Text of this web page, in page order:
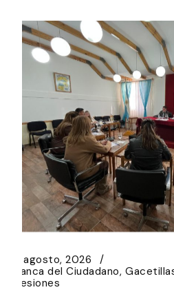
6 agosto, 2026
Banca del Ciudadano
Sesiones